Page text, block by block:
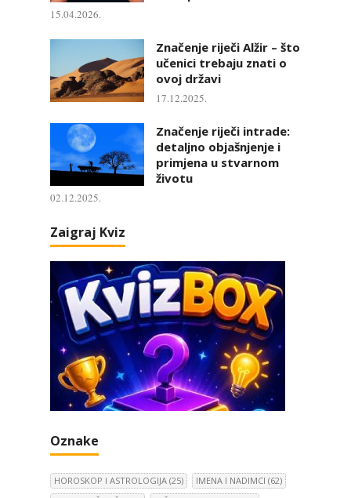
15.04.2026.
Značenje riječi Alžir – što
učenici trebaju znati o
ovoj državi
17.12.2025.
Značenje riječi intrade:
detaljno objašnjenje i
primjena u stvarnom
životu
02.12.2025.
Zaigraj Kviz
Oznake
HOROSKOP I ASTROLOGIJA (25) IMENA I NADIMCI (62)